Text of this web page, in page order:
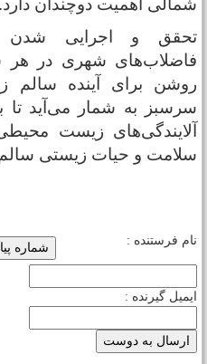
اهمیت دوچندان دارد.
و اجرایی شدن
شهری در هر
برای آینده سالم
به شمار می‌آید تا
زیست محیطی،
و حیات زیستی سالم
شماره پیامک :
فرستنده :
گیرنده :